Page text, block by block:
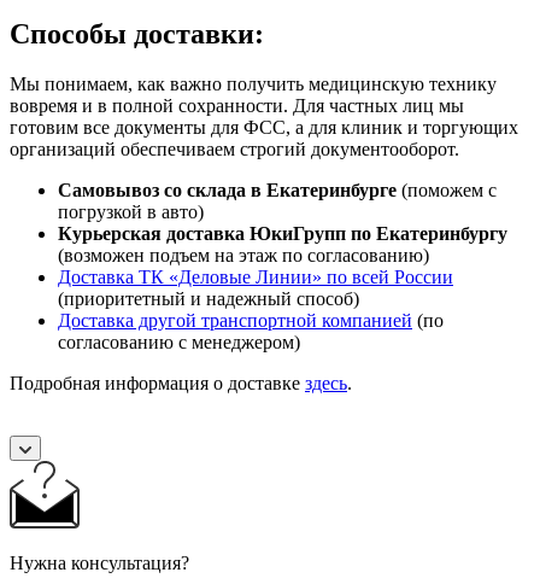
Способы доставки:
Мы понимаем, как важно получить медицинскую технику
вовремя и в полной сохранности. Для частных лиц мы
готовим все документы для ФСС, а для клиник и торгующих
организаций обеспечиваем строгий документооборот.
Самовывоз со склада в Екатеринбурге (поможем с
погрузкой в авто)
Курьерская доставка ЮкиГрупп по Екатеринбургу
(возможен подъем на этаж по согласованию)
Доставка ТК «Деловые Линии» по всей России
(приоритетный и надежный способ)
Доставка другой транспортной компанией (по
согласованию с менеджером)
Подробная информация о доставке здесь.
Нужна консультация?